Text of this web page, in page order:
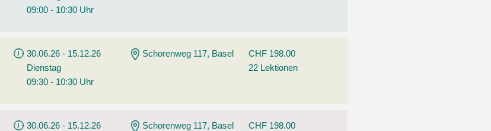
09:00 - 10:30 Uhr
30.06.26 - 15.12.26
Dienstag
09:30 - 10:30 Uhr
Schorenweg 117, Basel
CHF 198.00
22 Lektionen
30.06.26 - 15.12.26
Schorenweg 117, Basel
CHF 198.00